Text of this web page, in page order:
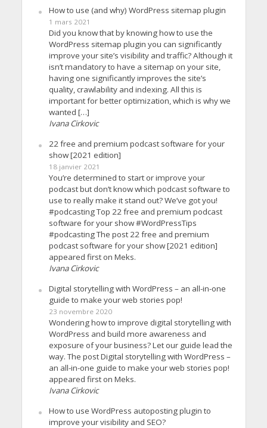
How to use (and why) WordPress sitemap plugin
1 mars 2021
Did you know that by knowing how to use the
WordPress sitemap plugin you can significantly
improve your site’s visibility and traffic? Although it
isn’t mandatory to have a sitemap on your site,
having one significantly improves the site’s
quality, crawlability and indexing. All this is
important for better optimization, which is why we
wanted […]
Ivana Cirkovic
22 free and premium podcast software for your
show [2021 edition]
18 janvier 2021
You’re determined to start or improve your
podcast but don’t know which podcast software to
use to really make it stand out? We’ve got you!
#podcasting Top 22 free and premium podcast
software for your show #WordPressTips
#podcasting The post 22 free and premium
podcast software for your show [2021 edition]
appeared first on Meks.
Ivana Cirkovic
Digital storytelling with WordPress – an all-in-one
guide to make your web stories pop!
23 novembre 2020
Wondering how to improve digital storytelling with
WordPress and build more awareness and
exposure of your business? Let our guide lead the
way. The post Digital storytelling with WordPress –
an all-in-one guide to make your web stories pop!
appeared first on Meks.
Ivana Cirkovic
How to use WordPress autoposting plugin to
improve your visibility and SEO?